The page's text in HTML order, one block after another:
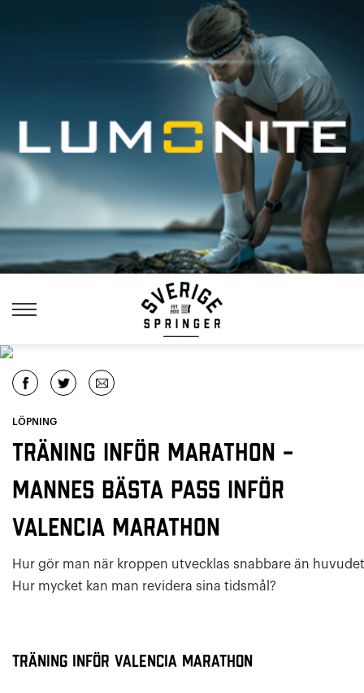
LÖPNING
Träning inför marathon –
Mannes bästa pass inför
Valencia Marathon
Hur gör man när kroppen utvecklas snabbare än
Hur mycket kan man revidera sina tidsmål?
Träning inför Valencia Marathon